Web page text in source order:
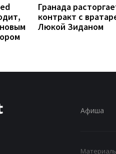
Гранада
контракт с
Люкой Зиданом
Афиша